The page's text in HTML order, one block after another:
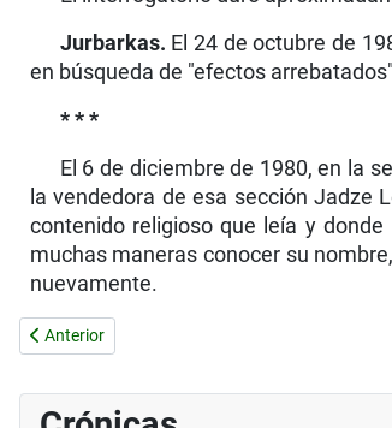
Jurbarkas. El 24 de octubre de
en búsqueda de "efectos
* * *
El 6 de diciembre de 1980, en la
la vendedora de esa sección Jadze
contenido religioso que leía y
muchas maneras conocer su
nuevamente.
Artículo anterior: EL SALUDO DEL SANTO
Anterior